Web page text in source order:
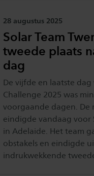
Publicatiedatum:
28 augustus 2025
Solar Team
tweede plaats
dag
De vijfde en laatste
Challenge 2025 was
voorgaande dagen. De
eindigde vandaag voor
in Adelaide. Het team
obstakels en eindigde
indrukwekkende